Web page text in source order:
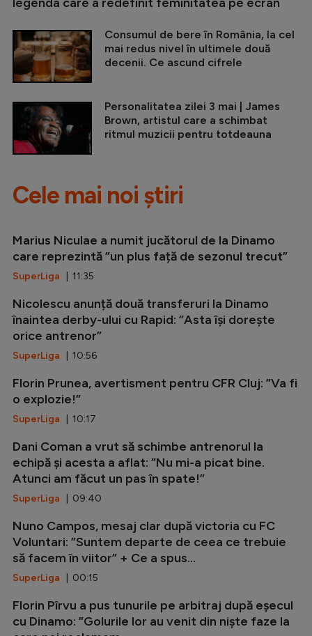
Consumul de bere în România, la cel
mai redus nivel în ultimele două
decenii. Ce ascund cifrele
Personalitatea zilei 3 mai | James
Brown, artistul care a schimbat
ritmul muzicii pentru totdeauna
Cele mai noi știri
Marius Niculae a numit jucătorul de la Dinamo
care reprezintă ”un plus față de sezonul trecut”
SuperLiga | 11:35
Nicolescu anunță două transferuri la Dinamo
înaintea derby-ului cu Rapid: ”Asta își dorește
orice antrenor”
SuperLiga | 10:56
Florin Prunea, avertisment pentru CFR Cluj: ”Va fi
o explozie!”
SuperLiga | 10:17
Dani Coman a vrut să schimbe antrenorul la
echipă și acesta a aflat: ”Nu mi-a picat bine.
Atunci am făcut un pas în spate!”
SuperLiga | 09:40
Nuno Campos, mesaj clar după victoria cu FC
Voluntari: ”Suntem departe de ceea ce trebuie
să facem în viitor” + Ce a spus...
SuperLiga | 00:15
Florin Pîrvu a pus tunurile pe arbitraj după eșecul
cu Dinamo: ”Golurile lor au venit din niște faze la